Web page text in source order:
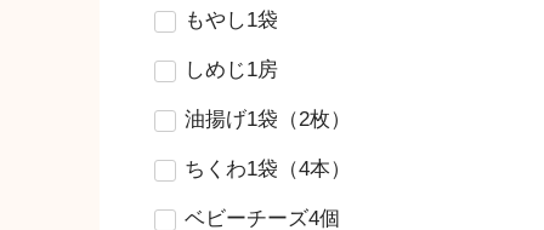
もやし1袋
しめじ1房
油揚げ1袋（2枚）
ちくわ1袋（4本）
ベビーチーズ4個